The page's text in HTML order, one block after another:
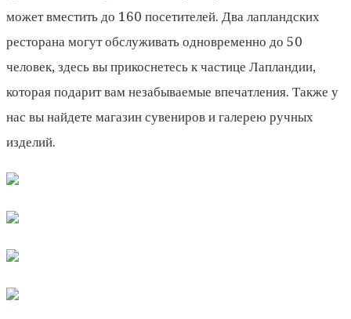
может вместить до 160 посетителей. Два лапландских
ресторана могут обслуживать одновременно до 50
человек, здесь вы прикоснетесь к частице Лапландии,
которая подарит вам незабываемые впечатления. Также у
нас вы найдете магазин сувениров и галерею ручных
изделий.